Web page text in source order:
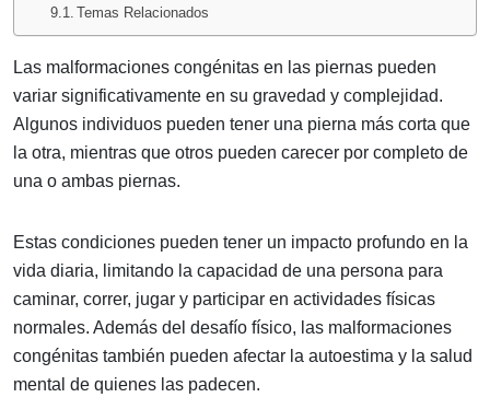
Temas Relacionados
Las malformaciones congénitas en las piernas pueden
variar significativamente en su gravedad y complejidad.
Algunos individuos pueden tener una pierna más corta que
la otra, mientras que otros pueden carecer por completo de
una o ambas piernas.
Estas condiciones pueden tener un impacto profundo en la
vida diaria, limitando la capacidad de una persona para
caminar, correr, jugar y participar en actividades físicas
normales. Además del desafío físico, las malformaciones
congénitas también pueden afectar la autoestima y la salud
mental de quienes las padecen.